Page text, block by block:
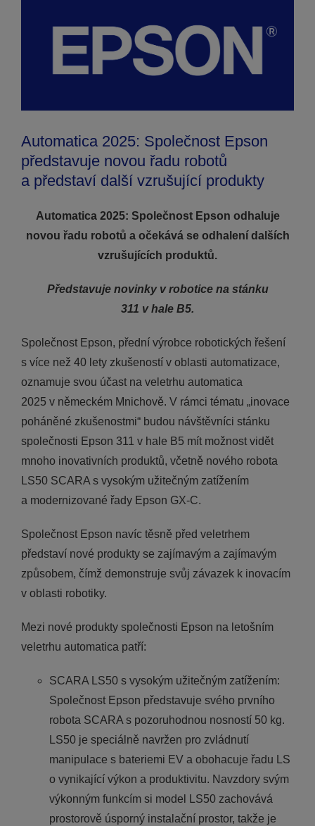
Automatica 2025: Společnost Epson
představuje novou řadu robotů
a představí další vzrušující produkty
Automatica 2025: Společnost Epson odhaluje
novou řadu robotů a očekává se odhalení dalších
vzrušujících produktů.
Představuje novinky v robotice na stánku
311 v hale B5.
Společnost Epson, přední výrobce robotických řešení
s více než 40 lety zkušeností v oblasti automatizace,
oznamuje svou účast na veletrhu automatica
2025 v německém Mnichově. V rámci tématu „inovace
poháněné zkušenostmi“ budou návštěvníci stánku
společnosti Epson 311 v hale B5 mít možnost vidět
mnoho inovativních produktů, včetně nového robota
LS50 SCARA s vysokým užitečným zatížením
a modernizované řady Epson GX-C.
Společnost Epson navíc těsně před veletrhem
představí nové produkty se zajímavým a zajímavým
způsobem, čímž demonstruje svůj závazek k inovacím
v oblasti robotiky.
Mezi nové produkty společnosti Epson na letošním
veletrhu automatica patří:
SCARA LS50 s vysokým užitečným zatížením:
Společnost Epson představuje svého prvního
robota SCARA s pozoruhodnou nosností 50 kg.
LS50 je speciálně navržen pro zvládnutí
manipulace s bateriemi EV a obohacuje řadu LS
o vynikající výkon a produktivitu. Navzdory svým
výkonným funkcím si model LS50 zachovává
prostorově úsporný instalační prostor, takže je